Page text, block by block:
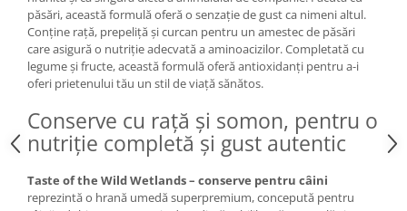
Teste apa iaz
Filtre iaz
Pompe iaz
Incalzitor Iaz
Cai
Toaletare cai
Casti echitatie
Accesorii cai
păsări, această formulă oferă o senzație de gust ca nimeni altul.
Conține rață, prepeliță și curcan pentru un amestec de păsări
care asigură o nutriție adecvată a aminoacizilor. Completată cu
legume și fructe, această formulă oferă antioxidanți pentru a-i
oferi prietenului tău un stil de viață sănătos.
Conserve cu rață și somon, pentru o
nutriție completă și gust autentic
Taste of the Wild Wetlands – conserve pentru câini
reprezintă o hrană umedă superpremium, concepută pentru